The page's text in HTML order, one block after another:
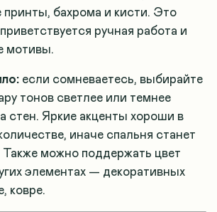
принты, бахрома и кисти. Это
ручная работа и
мотивы.
если сомневаетесь, выбирайте
тонов светлее или темнее
стен. Яркие акценты хороши в
иначе спальня станет
Также можно поддержать цвет
элементах — декоративных
ковре.